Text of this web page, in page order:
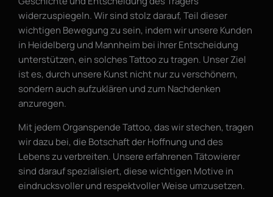
widerzuspiegeln. Wir sind stolz darauf, Teil dieser
wichtigen Bewegung zu sein, indem wir unsere Kunden
in Heidelberg und Mannheim bei ihrer Entscheidung
unterstützen, ein solches Tattoo zu tragen. Unser Ziel
ist es, durch unsere Kunst nicht nur zu verschönern,
sondern auch aufzuklären und zum Nachdenken
anzuregen.
Mit jedem Organspende Tattoo, das wir stechen, tragen
wir dazu bei, die Botschaft der Hoffnung und des
Lebens zu verbreiten. Unsere erfahrenen Tätowierer
sind darauf spezialisiert, diese wichtigen Motive in
eindrucksvoller und respektvoller Weise umzusetzen.